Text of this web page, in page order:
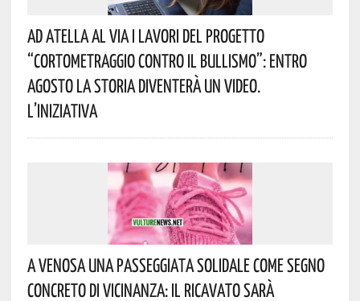
Ad Atella Al Via I Lavori Del Progetto
“Cortometraggio Contro Il Bullismo”: Entro
Agosto La Storia Diventerà Un Video.
L’iniziativa
A Venosa Una Passeggiata Solidale Come Segno
Concreto Di Vicinanza: Il Ricavato Sarà